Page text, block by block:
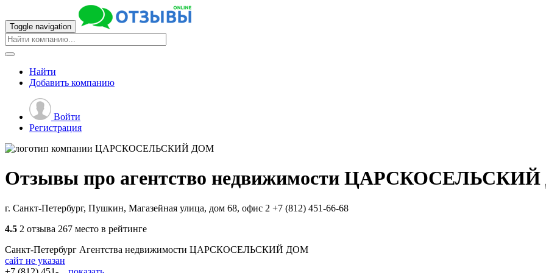
Toggle navigation
Найти
Добавить компанию
Войти
Регистрация
Отзывы про агентство недвижимости
г. Санкт-Петербург, Пушкин, Магазейная улица, дом 68, офис 2 +7 (812) 451-66-68
4.5 2 отзыва 267 место в рейтинге
Санкт-Петербург Агентства недвижимости ЦАРСКОСЕЛЬСКИЙ ДОМ
сайт не указан